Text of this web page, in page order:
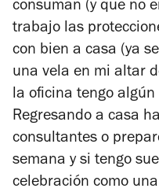
consuman (y que no
trabajo las
con bien a casa (ya
una vela en mi altar
la oficina tengo
Regresando a casa
consultantes o
semana y si tengo
celebración como